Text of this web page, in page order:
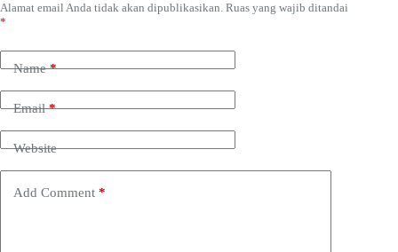
Alamat email Anda tidak akan dipublikasikan. Ruas yang wajib ditandai
*
Name*
Email*
Website
Add Comment *